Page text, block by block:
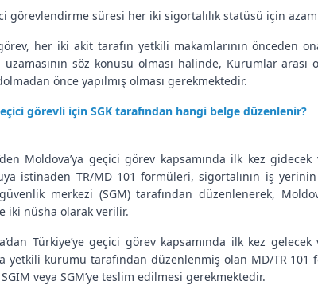
görevlendirme süresi her iki sigortalılık statüsü için
her iki akit tarafın yetkili makamlarının önceden
uzamasının söz konusu olması halinde, Kurumlar
önce yapılmış olması gerekmektedir.
görevli için SGK tarafından hangi belge düzenlenir?
Moldova’ya geçici görev kapsamında ilk kez
istinaden TR/MD 101 formüleri, sigortalının iş
merkezi (SGM) tarafından düzenlenerek,
iki nüsha olarak verilir.
Türkiye’ye geçici görev kapsamında ilk kez
yetkili kurumu tarafından düzenlenmiş olan MD/TR
veya SGM’ye teslim edilmesi gerekmektedir.